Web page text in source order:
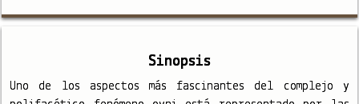
Sinopsis
Uno de los aspectos más fascinantes del complejo y